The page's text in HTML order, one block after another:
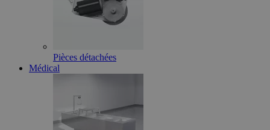
Pièces détachées
Médical